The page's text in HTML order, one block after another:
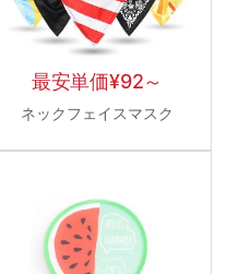
最安単価¥92～
ネックフェイスマスク